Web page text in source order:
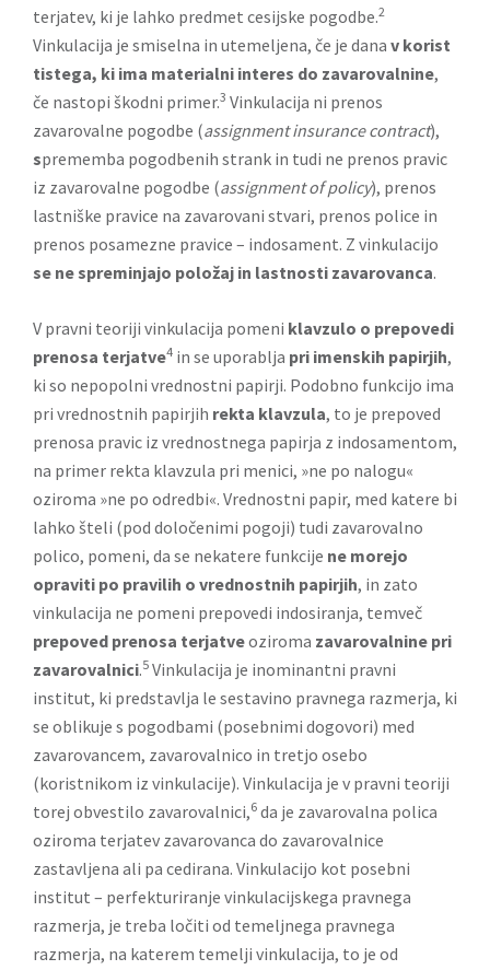
terjatev, ki je lahko predmet cesijske pogodbe.2
Vinkulacija je smiselna in utemeljena, če je dana v korist
tistega, ki ima materialni interes do zavarovalnine,
če nastopi škodni primer.3 Vinkulacija ni prenos
zavarovalne pogodbe (assignment insurance contract),
sprememba pogodbenih strank in tudi ne prenos pravic
iz zavarovalne pogodbe (assignment of policy), prenos
lastniške pravice na zavarovani stvari, prenos police in
prenos posamezne pravice – indosament. Z vinkulacijo
se ne spreminjajo položaj in lastnosti zavarovanca.
V pravni teoriji vinkulacija pomeni klavzulo o prepovedi
prenosa terjatve4 in se uporablja pri imenskih papirjih,
ki so nepopolni vrednostni papirji. Podobno funkcijo ima
pri vrednostnih papirjih rekta klavzula, to je prepoved
prenosa pravic iz vrednostnega papirja z indosamentom,
na primer rekta klavzula pri menici, »ne po nalogu«
oziroma »ne po odredbi«. Vrednostni papir, med katere bi
lahko šteli (pod določenimi pogoji) tudi zavarovalno
polico, pomeni, da se nekatere funkcije ne morejo
opraviti po pravilih o vrednostnih papirjih, in zato
vinkulacija ne pomeni prepovedi indosiranja, temveč
prepoved prenosa terjatveoziroma zavarovalnine pri
zavarovalnici.5 Vinkulacija je inominantni pravni
institut, ki predstavlja le sestavino pravnega razmerja, ki
se oblikuje s pogodbami (posebnimi dogovori) med
zavarovancem, zavarovalnico in tretjo osebo
(koristnikom iz vinkulacije). Vinkulacija je v pravni teoriji
torej obvestilo zavarovalnici,6 da je zavarovalna polica
oziroma terjatev zavarovanca do zavarovalnice
zastavljena ali pa cedirana. Vinkulacijo kot posebni
institut – perfekturiranje vinkulacijskega pravnega
razmerja, je treba ločiti od temeljnega pravnega
razmerja, na katerem temelji vinkulacija, to je od